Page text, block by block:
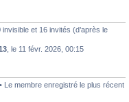
et 16 invités (d’après le
, le 11 févr. 2026, 00:15
Le membre enregistré le plus récent